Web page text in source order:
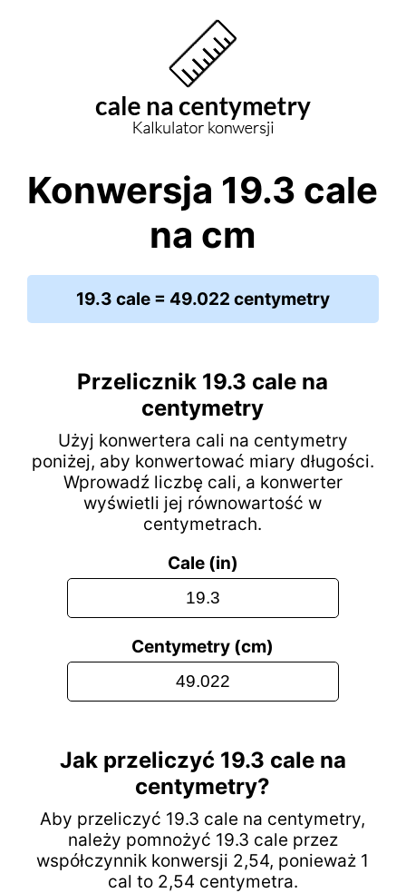
Konwersja 19.3 cale
na cm
19.3 cale = 49.022 centymetry
Przelicznik 19.3 cale na
centymetry
Użyj konwertera cali na centymetry
poniżej, aby konwertować miary długości.
Wprowadź liczbę cali, a konwerter
wyświetli jej równowartość w
centymetrach.
Cale (in)
Centymetry (cm)
Jak przeliczyć 19.3 cale na
centymetry?
Aby przeliczyć 19.3 cale na centymetry,
należy pomnożyć 19.3 cale przez
współczynnik konwersji 2,54, ponieważ 1
cal to 2,54 centymetra.